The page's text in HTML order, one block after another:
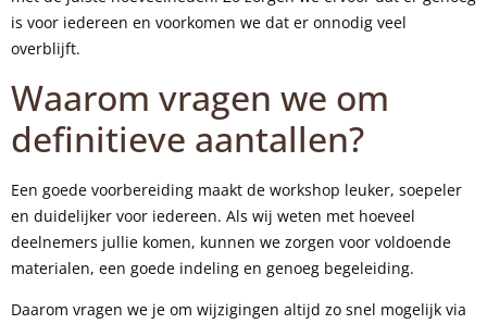
is voor iedereen en voorkomen we dat er onnodig veel
overblijft.
Waarom vragen we om
definitieve aantallen?
Een goede voorbereiding maakt de workshop leuker, soepeler
en duidelijker voor iedereen. Als wij weten met hoeveel
deelnemers jullie komen, kunnen we zorgen voor voldoende
materialen, een goede indeling en genoeg begeleiding.
Daarom vragen we je om wijzigingen altijd zo snel mogelijk via